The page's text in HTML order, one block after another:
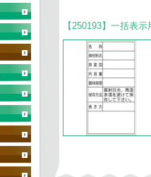
【250193】一括表